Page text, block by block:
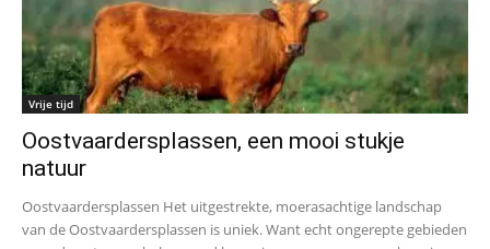
Vrije tijd
Oostvaardersplassen, een mooi stukje
natuur
Oostvaardersplassen Het uitgestrekte, moerasachtige landschap
van de Oostvaardersplassen is uniek. Want echt ongerepte gebieden